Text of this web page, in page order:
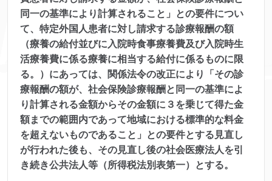
同一の基準により計算されること」との要件につい
て、特定外国人患者に対し請求する診療報酬の額
（療養の給付並びに入院時食事療養費及び入院時生
活療養費に係る療養に相当する給付に係るものに限
る。）にあっては、関係法令の改正により「その診
療報酬の額が、社会保険診療報酬と同一の基準によ
り計算される金額からその金額に３を乗じて得た金
額までの範囲内であって地域における標準的な料金
を超えないものであること」との要件とする見直し
が行われた後も、その見直し後の社会医療法人を引
き続き公共法人等（所得税法別表第一）とする。